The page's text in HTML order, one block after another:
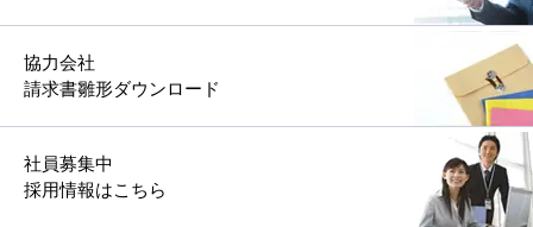
協力会社
請求書雛形ダウンロード
社員募集中
採用情報はこちら